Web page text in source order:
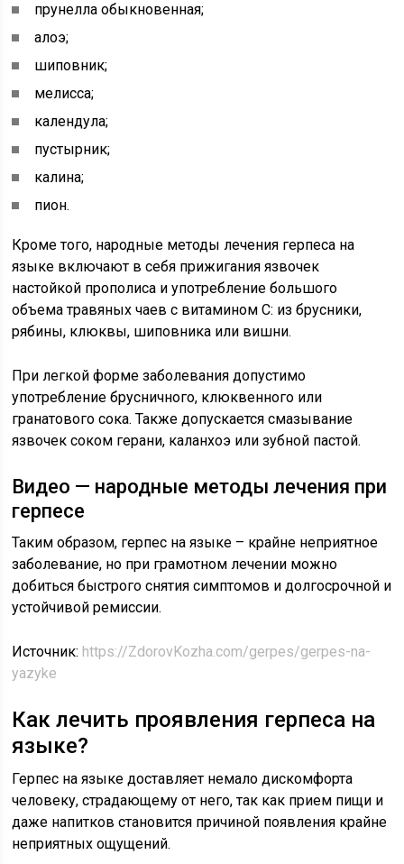
прунелла обыкновенная;
алоэ;
шиповник;
мелисса;
календула;
пустырник;
калина;
пион.
Кроме того, народные методы лечения герпеса на
языке включают в себя прижигания язвочек
настойкой прополиса и употребление большого
объема травяных чаев с витамином С: из брусники,
рябины, клюквы, шиповника или вишни.
При легкой форме заболевания допустимо
употребление брусничного, клюквенного или
гранатового сока. Также допускается смазывание
язвочек соком герани, каланхоэ или зубной пастой.
Видео — народные методы лечения при
герпесе
Таким образом, герпес на языке – крайне неприятное
заболевание, но при грамотном лечении можно
добиться быстрого снятия симптомов и долгосрочной и
устойчивой ремиссии.
Источник: https://ZdorovKozha.com/gerpes/gerpes-na-
yazyke
Как лечить проявления герпеса на
языке?
Герпес на языке доставляет немало дискомфорта
человеку, страдающему от него, так как прием пищи и
даже напитков становится причиной появления крайне
неприятных ощущений.